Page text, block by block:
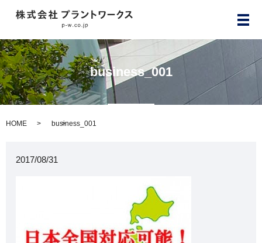
メ
business_001
HOME business_001
2017/08/31